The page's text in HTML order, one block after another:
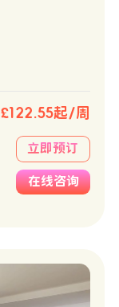
£122.55起/周
立即预订
在线咨询